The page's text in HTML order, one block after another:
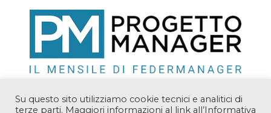
Su questo sito utilizziamo cookie tecnici e analitici di
terze parti. Maggiori informazioni al link all’Informativa